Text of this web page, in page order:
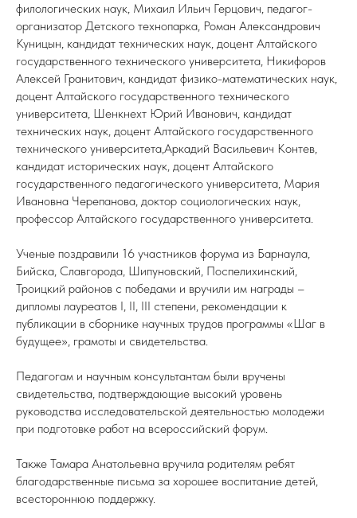
филологических наук, Михаил Ильич Герцович, педагог-
организатор Детского технопарка, Роман Александрович
Куницын, кандидат технических наук, доцент Алтайского
государственного технического университета, Никифоров
Алексей Гранитович, кандидат физико-математических наук,
доцент Алтайского государственного технического
университета, Шенкнехт Юрий Иванович, кандидат
технических наук, доцент Алтайского государственного
технического университета,Аркадий Васильевич Контев,
кандидат исторических наук, доцент Алтайского
государственного педагогического университета, Мария
Ивановна Черепанова, доктор социологических наук,
профессор Алтайского государственного университета.
Ученые поздравили 16 участников форума из Барнаула,
Бийска, Славгорода, Шипуновский, Поспелихинский,
Троицкий районов с победами и вручили им награды –
дипломы лауреатов I, II, III степени, рекомендации к
публикации в сборнике научных трудов программы «Шаг в
будущее», грамоты и свидетельства.
Педагогам и научным консультантам были вручены
свидетельства, подтверждающие высокий уровень
руководства исследовательской деятельностью молодежи
при подготовке работ на всероссийский форум.
Также Тамара Анатольевна вручила родителям ребят
благодарственные письма за хорошее воспитание детей,
всестороннюю поддержку.